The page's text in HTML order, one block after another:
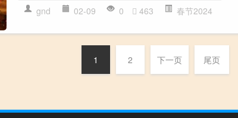
gnd 02-09 0 463 春节2024
1 2 下一页 尾页